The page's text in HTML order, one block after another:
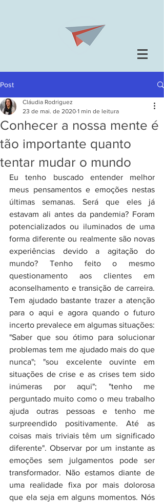
Post
Conhecer a nossa mente é
tão importante quanto
tentar mudar o mundo
Cláudia Rodriguez
23 de mai. de 2020 1 min de leitura
Eu tenho buscado entender melhor
meus pensamentos e emoções nestas
últimas semanas. Será que eles já
estavam ali antes da pandemia? Foram
potencializados ou iluminados de uma
forma diferente ou realmente são novas
experiências devido a agitação do
mundo? Tenho feito o mesmo
questionamento aos clientes em
aconselhamento e transição de carreira.
Tem ajudado bastante trazer a atenção
para o aqui e agora quando o futuro
incerto prevalece em algumas situações:
"Saber que sou ótimo para solucionar
problemas tem me ajudado mais do que
nunca"; "sou excelente ouvinte em
situações de crise e as crises tem sido
inúmeras por aqui"; "tenho me
perguntado muito como o meu trabalho
ajuda outras pessoas e tenho me
surpreendido positivamente. Até as
coisas mais triviais têm um significado
diferente". Observar por um instante as
emoções sem julgamentos pode ser
transformador. Não estamos diante de
uma realidade fixa por mais dolorosa
que ela seja em alguns momentos. Nós